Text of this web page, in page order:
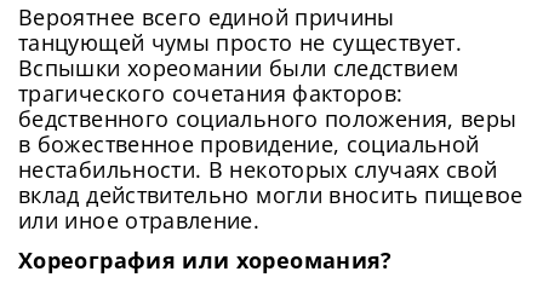
Подтвердите Пароль*
Вероятнее всего единой причины
танцующей чумы просто не существует.
Вспышки хореомании были следствием
трагического сочетания факторов:
бедственного социального положения, веры
в божественное провидение, социальной
нестабильности. В некоторых случаях свой
вклад действительно могли вносить пищевое
или иное отравление.
Хореография или хореомания?